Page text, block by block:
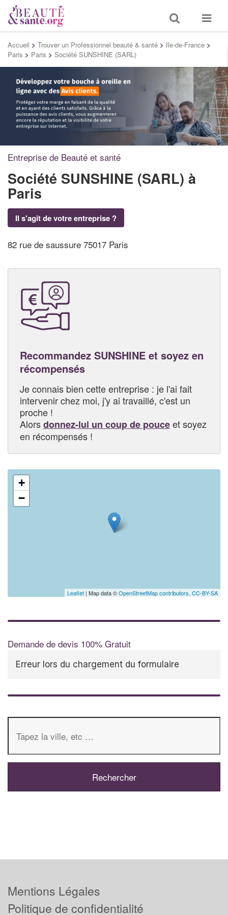
Toggle
search
Toggle
Accueil > Trouver un Professionnel beauté & santé > Ile-de-France >
Paris > Paris > Société SUNSHINE (SARL)
Entreprise de Beauté et santé
Société SUNSHINE (SARL) à
Paris
Il s'agit de votre entreprise ?
82 rue de saussure 75017 Paris
Recommandez SUNSHINE et soyez en
récompensés
Je connais bien cette entreprise : je l'ai fait
intervenir chez moi, j'y ai travaillé, c'est un
proche !
Alorsdonnez-lui un coup de pouceet soyez
en récompensés !
+
−
Leaflet | Map data ©OpenStreetMap contributors, CC-BY-SA
Demande de devis 100% Gratuit
Erreur lors du chargement du formulaire
Mentions Légales
Politique de confidentialité